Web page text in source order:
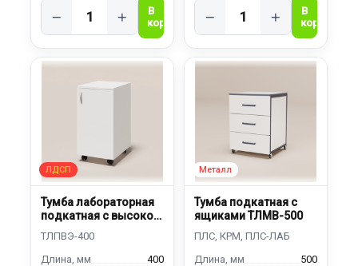
− + − +
Тумба лабораторная
подкатная с высокой
400
Тумба подкатная с
ящиками ТЛМВ-500
500